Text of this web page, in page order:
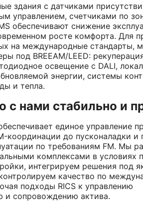
здания с датчиками
управлением, счетчиками по
обеспечивают снижение
росте комфорта. Для
на международные стандарты,
под BREEAM/LEED:
освещение с DALI,
энергии, системы
и тепла.
с нами стабильно и
единое управление
координации до пусконаладки и
по требованиям FM. Мы
комплексами в условиях
интегрируем решения под
качество по
подходы RICS к управлению
и сопровождению актива.